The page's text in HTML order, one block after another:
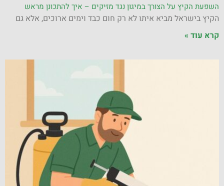
השפעת הקיץ על הצורך במיגון נגד מזיקים – איך להתכונן מראש
הקיץ בישראל מביא איתו לא רק חום כבד וימים ארוכים, אלא גם
קרא עוד »